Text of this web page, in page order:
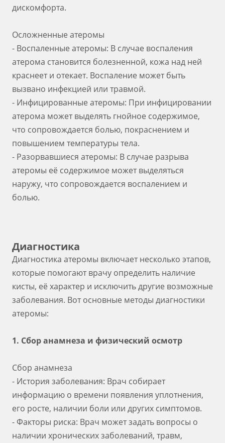
дискомфорта.
Осложненные атеромы
- Воспаленные атеромы: В случае воспаления
атерома становится болезненной, кожа над ней
краснеет и отекает. Воспаление может быть
вызвано инфекцией или травмой.
- Инфицированные атеромы: При инфицировании
атерома может выделять гнойное содержимое,
что сопровождается болью, покраснением и
повышением температуры тела.
- Разорвавшиеся атеромы: В случае разрыва
атеромы её содержимое может выделяться
наружу, что сопровождается воспалением и
болью.
Диагностика
Диагностика атеромы включает несколько этапов,
которые помогают врачу определить наличие
кисты, её характер и исключить другие возможные
заболевания. Вот основные методы диагностики
атеромы:
1. Сбор анамнеза и физический осмотр
Сбор анамнеза
- История заболевания: Врач собирает
информацию о времени появления уплотнения,
его росте, наличии боли или других симптомов.
- Факторы риска: Врач может задать вопросы о
наличии хронических заболеваний, травм,